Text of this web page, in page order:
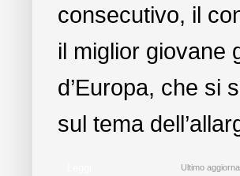
consecutivo, il
il miglior giovane
d’Europa, che si
sul tema
Ultimo